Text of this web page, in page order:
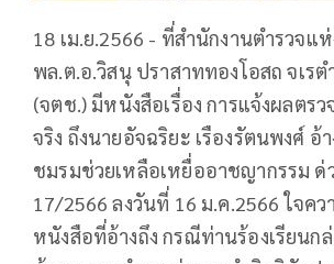
18 เม.ย.2566 - ที่สำนักงานตำรวจแ
พล.ต.อ.วิสนุ ปราสาททองโอสถ จเร
(จตช.) มีหนังสือเรื่อง การแจ้งผลตร
จริง ถึงนายอัจฉริยะ เรืองรัตนพงศ์ อ้
ชมรมช่วยเหลือเหยื่ออาชญากรรม
17/2566 ลงวันที่ 16 ม.ค.2566 ใจคว
หนังสือที่อ้างถึง กรณีท่านร้องเรียนก